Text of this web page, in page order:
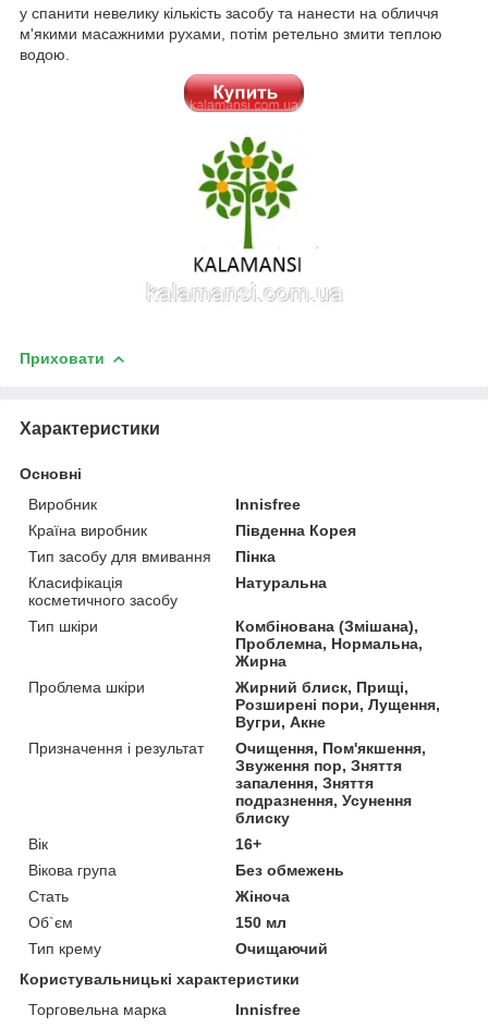
у спанити невелику кількість засобу та нанести на обличчя
м'якими масажними рухами, потім ретельно змити теплою
водою.
Приховати
Характеристики
Основні
Виробник
Innisfree
Країна виробник
Південна Корея
Тип засобу для вмивання
Пінка
Класифікація
косметичного засобу
Натуральна
Тип шкіри
Комбінована (Змішана),
Проблемна, Нормальна,
Жирна
Проблема шкіри
Жирний блиск, Прищі,
Розширені пори, Лущення,
Вугри, Акне
Призначення і результат
Очищення, Пом'якшення,
Звуження пор, Зняття
запалення, Зняття
подразнення, Усунення
блиску
Вік
16+
Вікова група
Без обмежень
Стать
Жіноча
Об`єм
150 мл
Тип крему
Очищаючий
Користувальницькі характеристики
Торговельна марка
Innisfree